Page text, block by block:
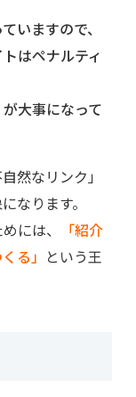
いますので、
はペナルティ
大事になって
然なリンク」
なります。
には、
「紹介
る」 という王